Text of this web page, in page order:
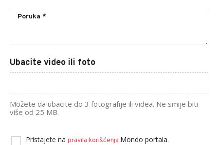
Ubacite video ili foto
Možete da ubacite do 3 fotografije ili videa. Ne smije biti
više od 25 MB.
Pristajete na pravila korišćenja Mondo portala.